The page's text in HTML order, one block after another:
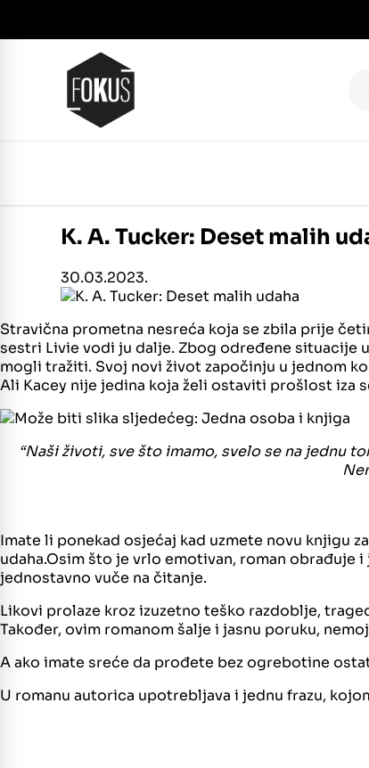
K. A. Tucker: Deset malih
30.03.2023.
Stravična prometna nesreća koja se zbila prije
sestri Livie vodi ju dalje. Zbog određene situacije
mogli tražiti. Svoj novi život započinju u jednom
Ali Kacey nije jedina koja želi ostaviti prošlost iza
“Naši životi, sve što imamo, svelo se na jednu
Imate li ponekad osjećaj kad uzmete novu knjigu
udaha.Osim što je vrlo emotivan, roman obrađuje
jednostavno vuče na čitanje.
Likovi prolaze kroz izuzetno teško razdoblje,
Također, ovim romanom šalje i jasnu poruku,
A ako imate sreće da prođete bez ogrebotine
U romanu autorica upotrebljava i jednu frazu,